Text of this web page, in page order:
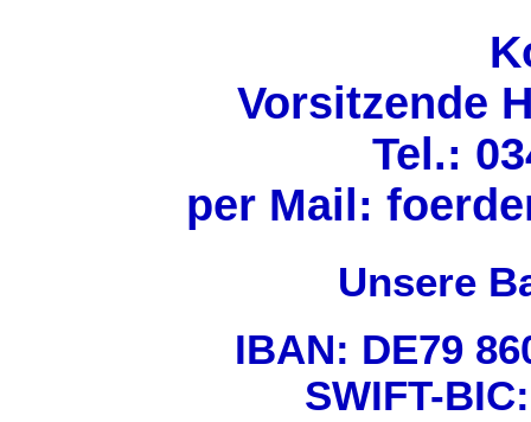
Vorsitzende
Tel.:
per Mail:
Unsere
IBAN: DE79
SWIFT-